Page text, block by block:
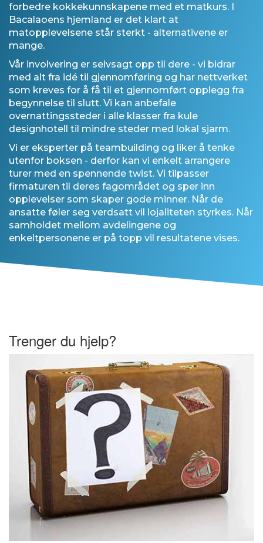
forbedre kokkekunnskapene med et matkurs. I
Bacalaoens hjemland er det klart at
matopplevelsene står sterkt - alternativene er
mange.
Vår involvering er selvsagt opp til dere - vi bidrar
med alt fra idé til gjennomføring og har nettverket
som kreves for å få til et gjennomført opplegg fra
begynnelse til slutt. Vi kan anbefale
overnattingssteder i alle klasser fra kule
designhotell til mindre steder med lokal sjarm.
Vi er eksperter på teambuilding og liker å tenke
utenfor boksen - derfor kan vi enkelt arrangere
turer med en spennende twist. Vi tilpasser
firmaturen til deres fagområdet og sper inn
opplevelser som skaper gode minner. Når de
ansatte føler seg verdsatt vil lojaliteten styrkes. Når
samholdet mellom avdelingene og
enkeltpersonene er på topp vil resultatene vises.
Trenger du hjelp?